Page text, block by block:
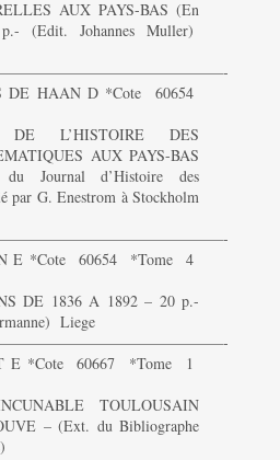
AUX PAYS-BAS (En
(Edit. Johannes Muller)
DE HAAN D *Cote 60654
DE L’HISTOIRE DES
AUX PAYS-BAS
Journal d’Histoire des
par G. Enestrom à Stockholm
E *Cote 60654 *Tome 4
DE 1836 A 1892 – 20 p.-
Liege
E *Cote 60667 *Tome 1
TOULOUSAIN
– (Ext. du Bibliographe